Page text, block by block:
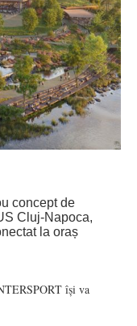
concept de
Cluj-Napoca,
la oraș
își va